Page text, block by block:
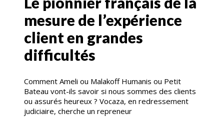
mesure de l’expérience
client en grandes
difficultés
Comment Ameli ou Malakoff Humanis ou Petit
Bateau vont-ils savoir si nous sommes des clients
ou assurés heureux ? Vocaza, en redressement
judiciaire, cherche un repreneur